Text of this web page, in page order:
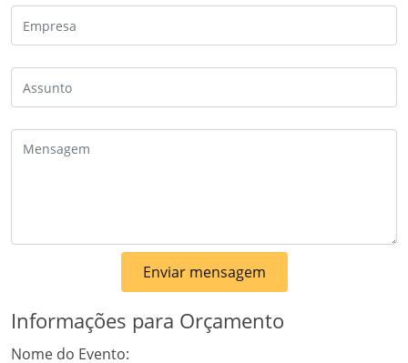
Enviar mensagem
Informações para Orçamento
Nome do Evento: